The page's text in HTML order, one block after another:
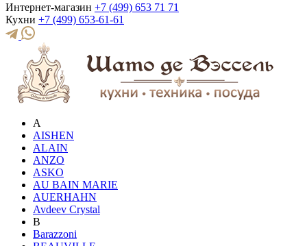
Интернет-магазин +7 (499) 653 71 71
Кухни +7 (499) 653-61-61
A
AISHEN
ALAIN
ANZO
ASKO
AU BAIN MARIE
AUERHAHN
Avdeev Crystal
B
Barazzoni